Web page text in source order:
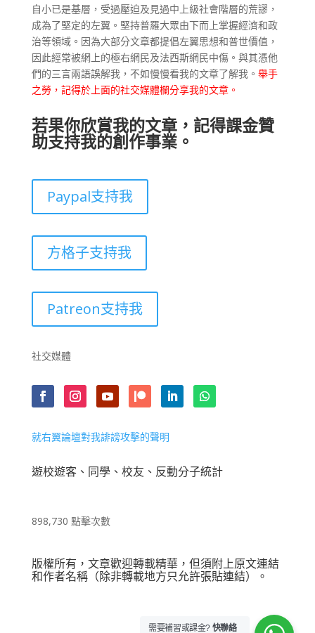
自小已是基層，受過壓迫及見過中上級社會階層的荒謬，
成為了堅定的左翼。堅持普羅大眾由下而上掌握經濟和政
治等領域。因為大部分文章都提倡左翼思想和普世價值，
因此經常被網上的極右網民及法西斯網民中傷。與其憑他
們的三言兩語誤解我，不如慢慢看我的文章了解我。 舉手
之勞，記得於上面的社交媒體欄分享我的文章。
若果你欣賞我的文章，記得課金贊
助支持我的創作事業。
Paypal支持我
方格子支持我
Patreon支持我
社交媒體
就右翼論壇對我誹謗攻擊的聲明
遊校遊客、同學、校友、反動分子統計
898,730 點擊次數
版權所有，文章歡迎轉載精華，但須附上原文連結
和作者名稱（除非轉載地方只允許張貼連結）。
需要補習或課金? 快聯絡